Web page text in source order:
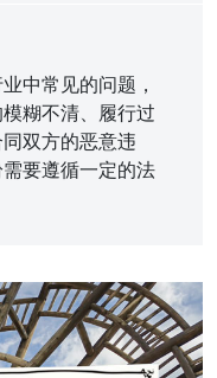
中常见的问题，
糊不清、履行过
双方的恶意违
要遵循一定的法